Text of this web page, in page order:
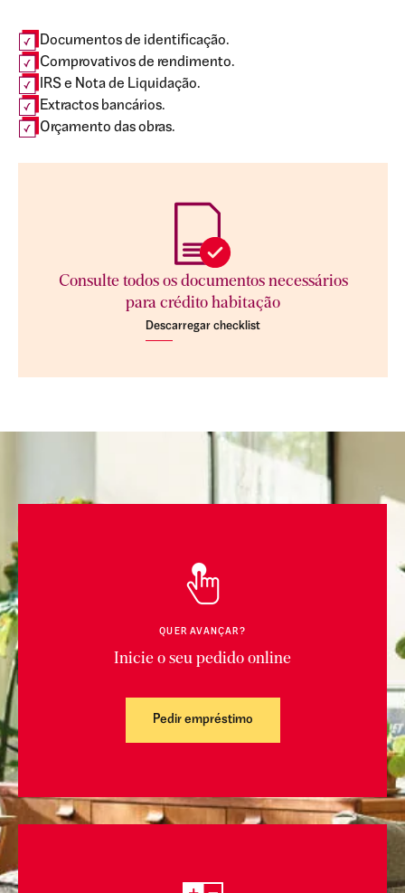
Documentos de identificação.
Comprovativos de rendimento.
IRS e Nota de Liquidação.
Extractos bancários.
Orçamento das obras.
Consulte todos os documentos necessários
para crédito habitação
Descarregar checklist
QUER AVANÇAR?
Inicie o seu pedido online
Pedir empréstimo